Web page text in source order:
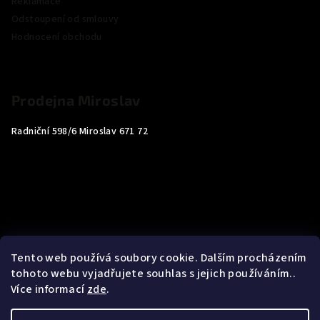
Tento web používá soubory cookie. Dalším procházením
tohoto webu vyjadřujete souhlas s jejich používáním..
Více informacízde.
Radniční 598/6 Miroslav 671 72